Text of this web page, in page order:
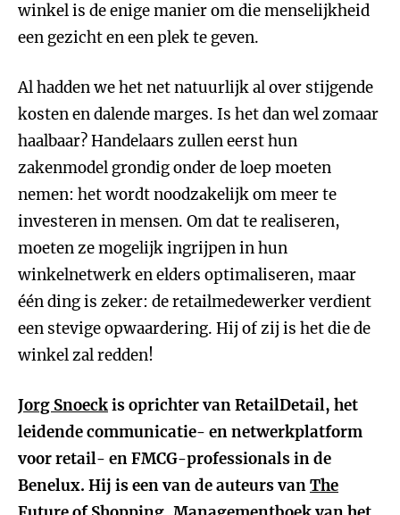
winkel is de enige manier om die menselijkheid
een gezicht en een plek te geven.
Al hadden we het net natuurlijk al over stijgende
kosten en dalende marges. Is het dan wel zomaar
haalbaar? Handelaars zullen eerst hun
zakenmodel grondig onder de loep moeten
nemen: het wordt noodzakelijk om meer te
investeren in mensen. Om dat te realiseren,
moeten ze mogelijk ingrijpen in hun
winkelnetwerk en elders optimaliseren, maar
één ding is zeker: de retailmedewerker verdient
een stevige opwaardering. Hij of zij is het die de
winkel zal redden!
Jorg Snoeckis oprichter van RetailDetail, het
leidende communicatie- en netwerkplatform
voor retail- en FMCG-professionals in de
Benelux. Hij is een van de auteurs vanThe